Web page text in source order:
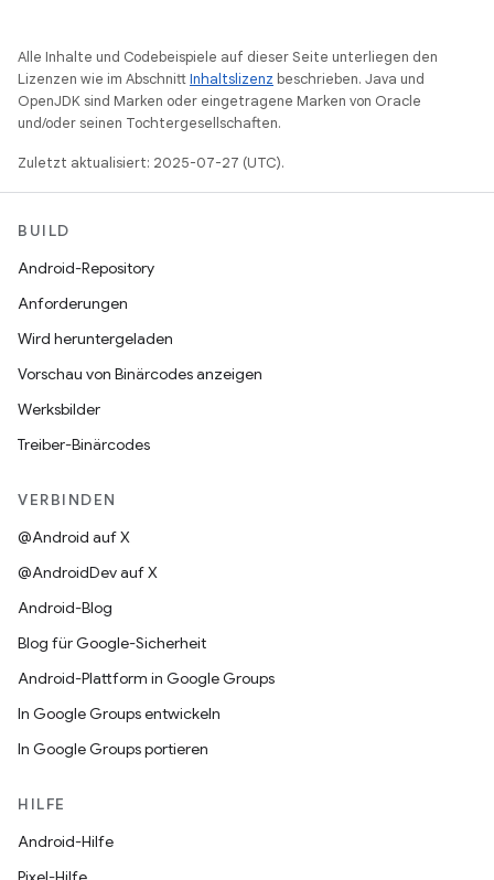
Alle Inhalte und Codebeispiele auf dieser Seite unterliegen den
Lizenzen wie im AbschnittInhaltslizenz beschrieben. Java und
OpenJDK sind Marken oder eingetragene Marken von Oracle
und/oder seinen Tochtergesellschaften.
Zuletzt aktualisiert: 2025-07-27 (UTC).
BUILD
Android-Repository
Anforderungen
Wird heruntergeladen
Vorschau von Binärcodes anzeigen
Werksbilder
Treiber-Binärcodes
VERBINDEN
@Android auf X
@AndroidDev auf X
Android-Blog
Blog für Google-Sicherheit
Android-Plattform in Google Groups
In Google Groups entwickeln
In Google Groups portieren
HILFE
Android-Hilfe